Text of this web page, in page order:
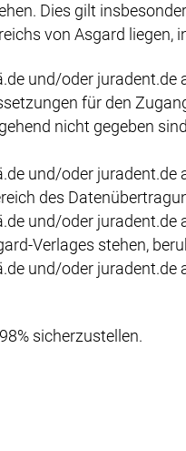
Dies gilt
von Asgard liegen,
und/oder
für den
nicht gegeben
und/oder
des
und/oder
Verlages stehen,
und/oder
sicherzustellen.